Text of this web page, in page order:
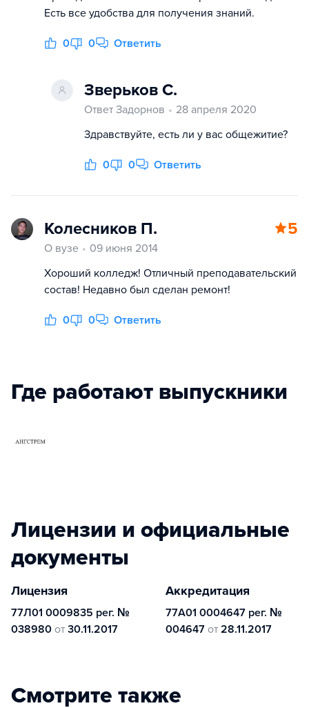
Есть все удобства для получения знаний.
0 0 Ответить
Зверьков С.
Ответ Задорнов
28 апреля 2020
Здравствуйте, есть ли у вас общежитие?
0 0 Ответить
Колесников П. 5
О вузе
09 июня 2014
Хороший колледж! Отличный преподавательский
состав! Недавно был сделан ремонт!
0 0 Ответить
Где работают выпускники
Лицензии и официальные
документы
Лицензия
77Л01 0009835 рег. №
038980 от 30.11.2017
Аккредитация
77А01 0004647 рег. №
004647 от 28.11.2017
Смотрите также